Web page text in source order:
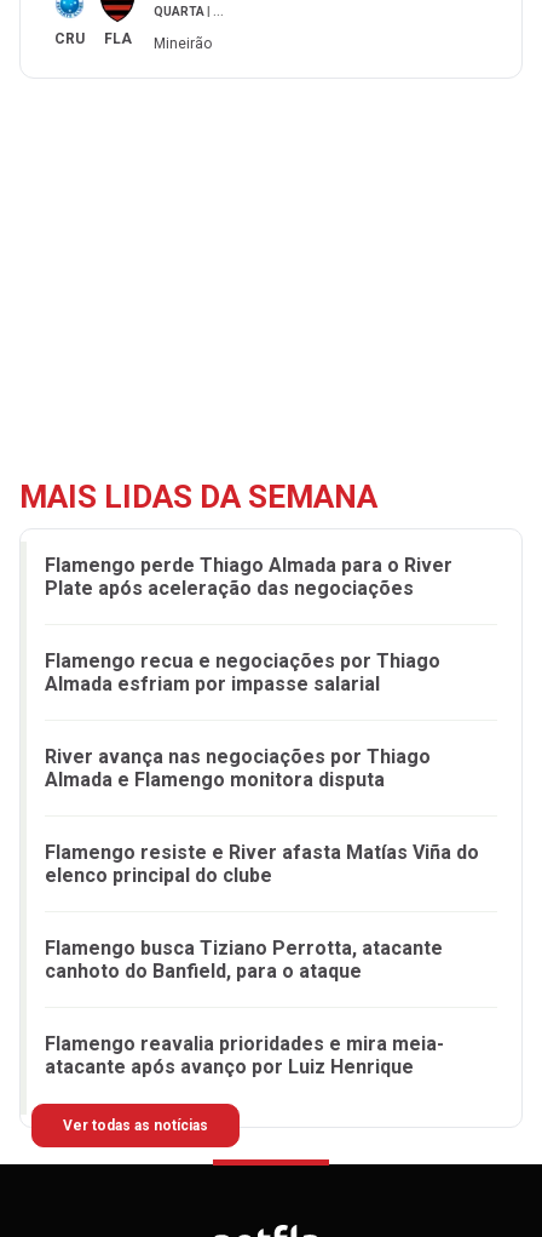
CRU FLA
QUARTA
Mineirão
MAIS LIDAS DA SEMANA
Flamengo perde Thiago Almada para o River
Plate após aceleração das negociações
Flamengo recua e negociações por Thiago
Almada esfriam por impasse salarial
River avança nas negociações por Thiago
Almada e Flamengo monitora disputa
Flamengo resiste e River afasta Matías Viña do
elenco principal do clube
Flamengo busca Tiziano Perrotta, atacante
canhoto do Banfield, para o ataque
Flamengo reavalia prioridades e mira meia-
atacante após avanço por Luiz Henrique
Ver todas as notícias